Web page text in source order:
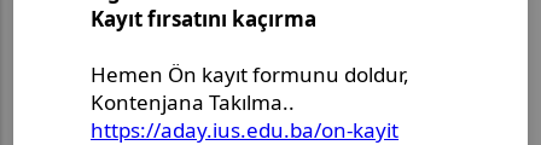
akademsko zvanje,
naučnonastavno zvanje redovnog profesora u
skladu sa uslovima propisanim Zakonom o